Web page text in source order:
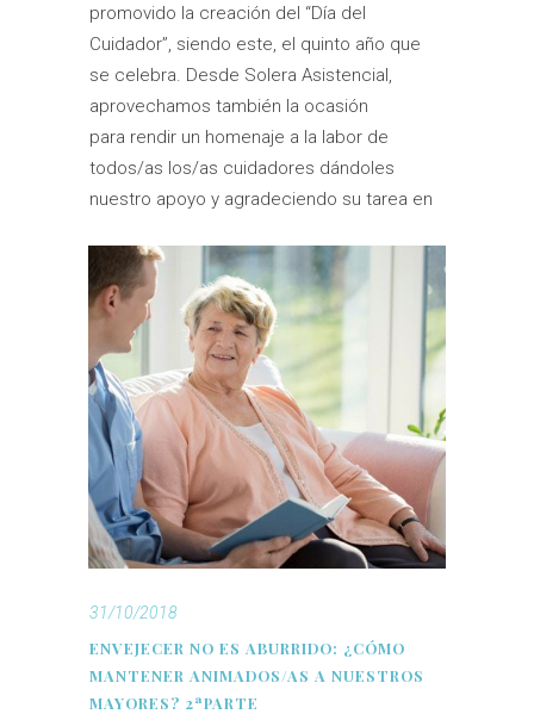
promovido la creación del “Día del
Cuidador”, siendo este, el quinto año que
se celebra. Desde Solera Asistencial,
aprovechamos también la ocasión
para rendir un homenaje a la labor de
todos/as los/as cuidadores dándoles
nuestro apoyo y agradeciendo su tarea en
31/10/2018
ENVEJECER NO ES ABURRIDO: ¿CÓMO
MANTENER ANIMADOS/AS A NUESTROS
MAYORES? 2ªPARTE